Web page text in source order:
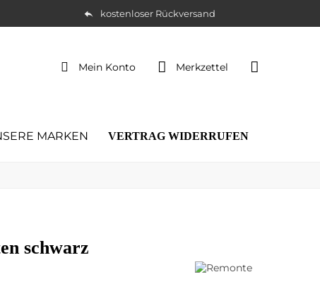
kostenloser Rückversand
Merkzettel
Mein Konto
MARKEN VERTRAG WIDERRUFEN
schwarz